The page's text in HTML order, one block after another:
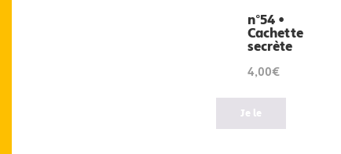
n°54 •
Cachette
secrète
4,00€
Je le